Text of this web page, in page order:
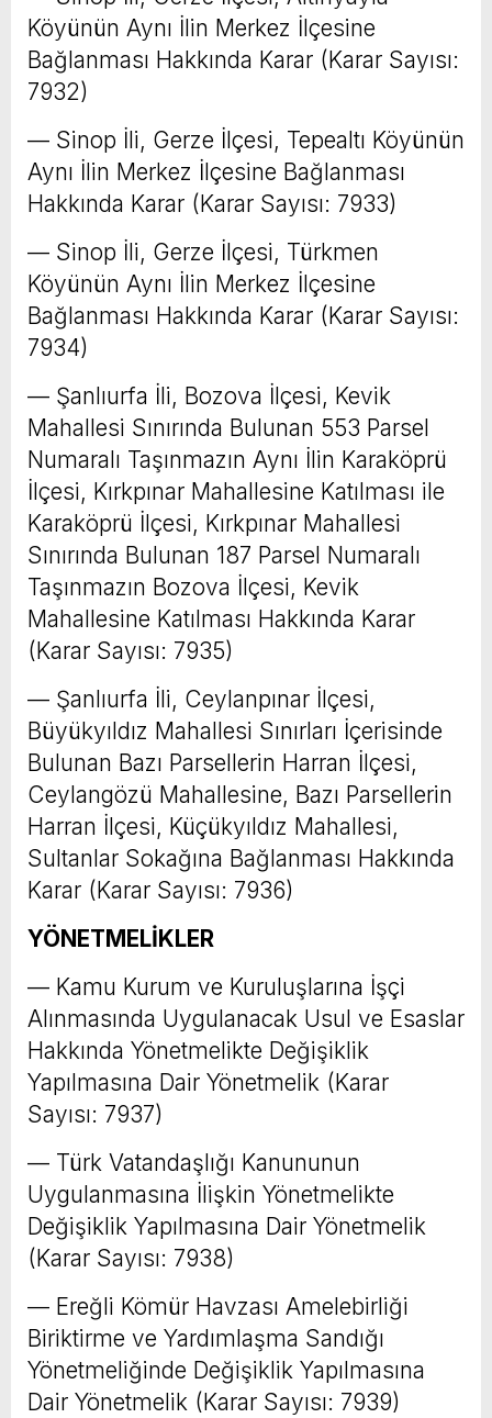
Köyünün Aynı İlin Merkez İlçesine
Bağlanması Hakkında Karar (Karar Sayısı:
7932)
–– Sinop İli, Gerze İlçesi, Tepealtı Köyünün
Aynı İlin Merkez İlçesine Bağlanması
Hakkında Karar (Karar Sayısı: 7933)
–– Sinop İli, Gerze İlçesi, Türkmen
Köyünün Aynı İlin Merkez İlçesine
Bağlanması Hakkında Karar (Karar Sayısı:
7934)
–– Şanlıurfa İli, Bozova İlçesi, Kevik
Mahallesi Sınırında Bulunan 553 Parsel
Numaralı Taşınmazın Aynı İlin Karaköprü
İlçesi, Kırkpınar Mahallesine Katılması ile
Karaköprü İlçesi, Kırkpınar Mahallesi
Sınırında Bulunan 187 Parsel Numaralı
Taşınmazın Bozova İlçesi, Kevik
Mahallesine Katılması Hakkında Karar
(Karar Sayısı: 7935)
–– Şanlıurfa İli, Ceylanpınar İlçesi,
Büyükyıldız Mahallesi Sınırları İçerisinde
Bulunan Bazı Parsellerin Harran İlçesi,
Ceylangözü Mahallesine, Bazı Parsellerin
Harran İlçesi, Küçükyıldız Mahallesi,
Sultanlar Sokağına Bağlanması Hakkında
Karar (Karar Sayısı: 7936)
YÖNETMELİKLER
–– Kamu Kurum ve Kuruluşlarına İşçi
Alınmasında Uygulanacak Usul ve Esaslar
Hakkında Yönetmelikte Değişiklik
Yapılmasına Dair Yönetmelik (Karar
Sayısı: 7937)
–– Türk Vatandaşlığı Kanununun
Uygulanmasına İlişkin Yönetmelikte
Değişiklik Yapılmasına Dair Yönetmelik
(Karar Sayısı: 7938)
–– Ereğli Kömür Havzası Amelebirliği
Biriktirme ve Yardımlaşma Sandığı
Yönetmeliğinde Değişiklik Yapılmasına
Dair Yönetmelik (Karar Sayısı: 7939)